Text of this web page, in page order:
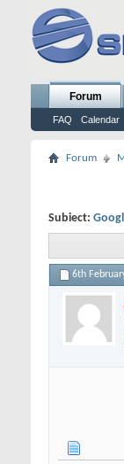
Forum
FAQ Calendar
Forum
Subiect:
6th